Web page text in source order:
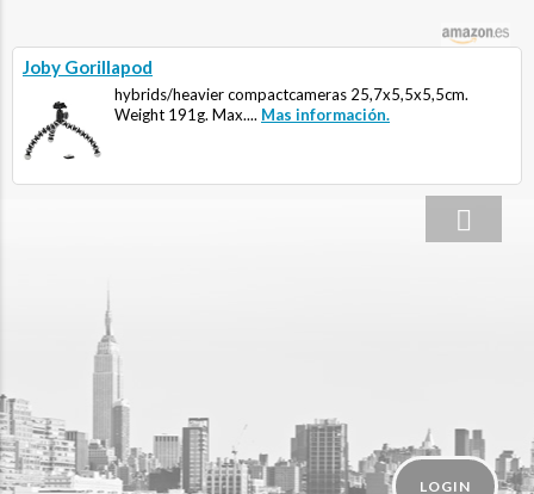
Joby Gorillapod
hybrids/heavier compactcameras 25,7x5,5x5,5cm.
Weight 191g. Max.... Mas información.
LOGIN